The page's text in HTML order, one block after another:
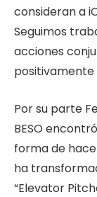
consideran a
Seguimos
acciones
positivamente
Por su parte
BESO
forma de
ha
“Elevator